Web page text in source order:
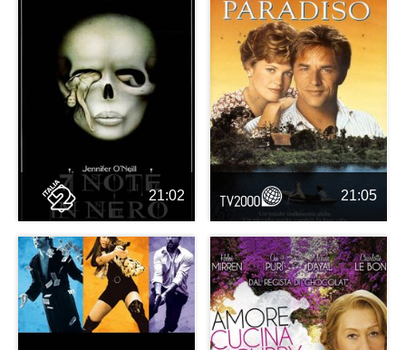
21:02 21:05